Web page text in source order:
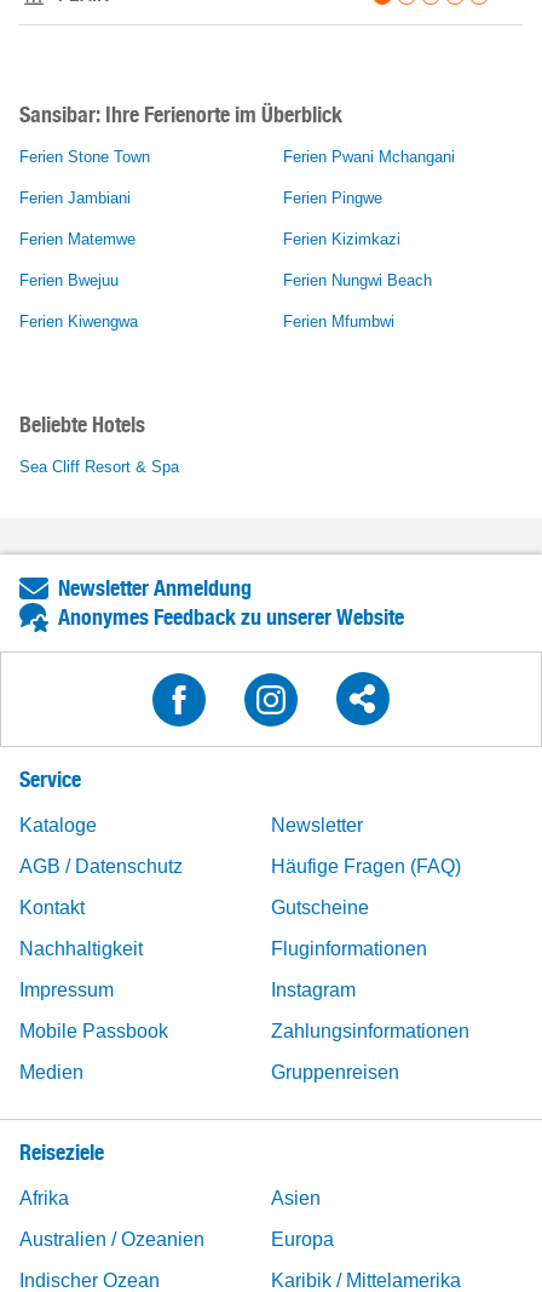
Sansibar: Ihre Ferienorte im Überblick
Ferien Stone Town Ferien Pwani Mchangani
Ferien Jambiani Ferien Pingwe
Ferien Matemwe Ferien Kizimkazi
Ferien Bwejuu Ferien Nungwi Beach
Ferien Kiwengwa Ferien Mfumbwi
Beliebte Hotels
Sea Cliff Resort & Spa
Newsletter Anmeldung
Anonymes Feedback zu unserer Website
Service
Kataloge
Newsletter
AGB / Datenschutz
Häufige Fragen (FAQ)
Kontakt
Gutscheine
Nachhaltigkeit
Fluginformationen
Impressum
Instagram
Mobile Passbook
Zahlungsinformationen
Medien
Gruppenreisen
Reiseziele
Afrika
Asien
Australien / Ozeanien
Europa
Indischer Ozean
Karibik / Mittelamerika